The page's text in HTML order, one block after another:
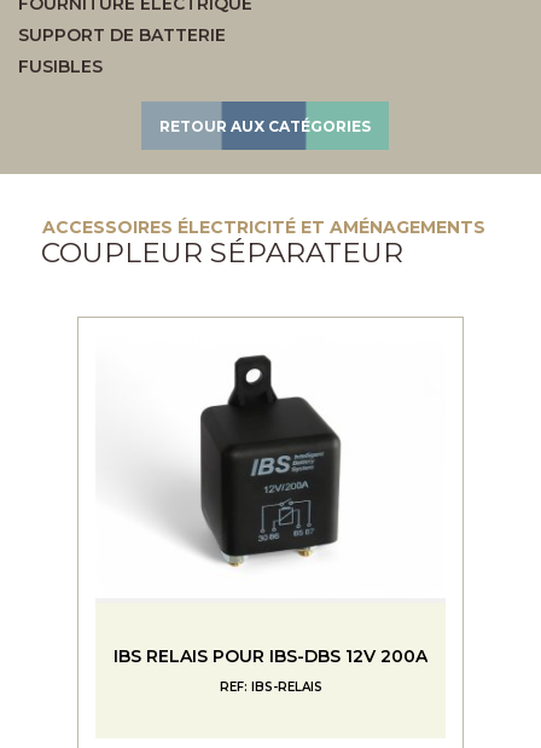
SUPPORT DE BATTERIE
FUSIBLES
RETOUR AUX CATÉGORIES
ACCESSOIRES ÉLECTRICITÉ ET AMÉNAGEMENTS
COUPLEUR SÉPARATEUR
IBS RELAIS POUR IBS-DBS 12V 200A
REF: IBS-RELAIS